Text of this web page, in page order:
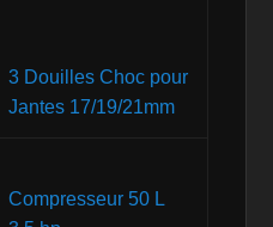
3 Douilles Choc pour
Jantes 17/19/21mm
Compresseur 50 L